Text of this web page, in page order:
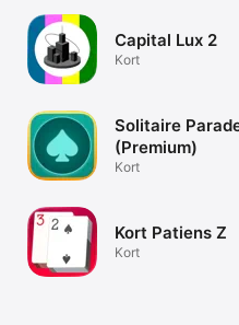
Capital Lux 2
Kort
Solitaire
(Premium)
Kort
Kort Patiens Z
Kort